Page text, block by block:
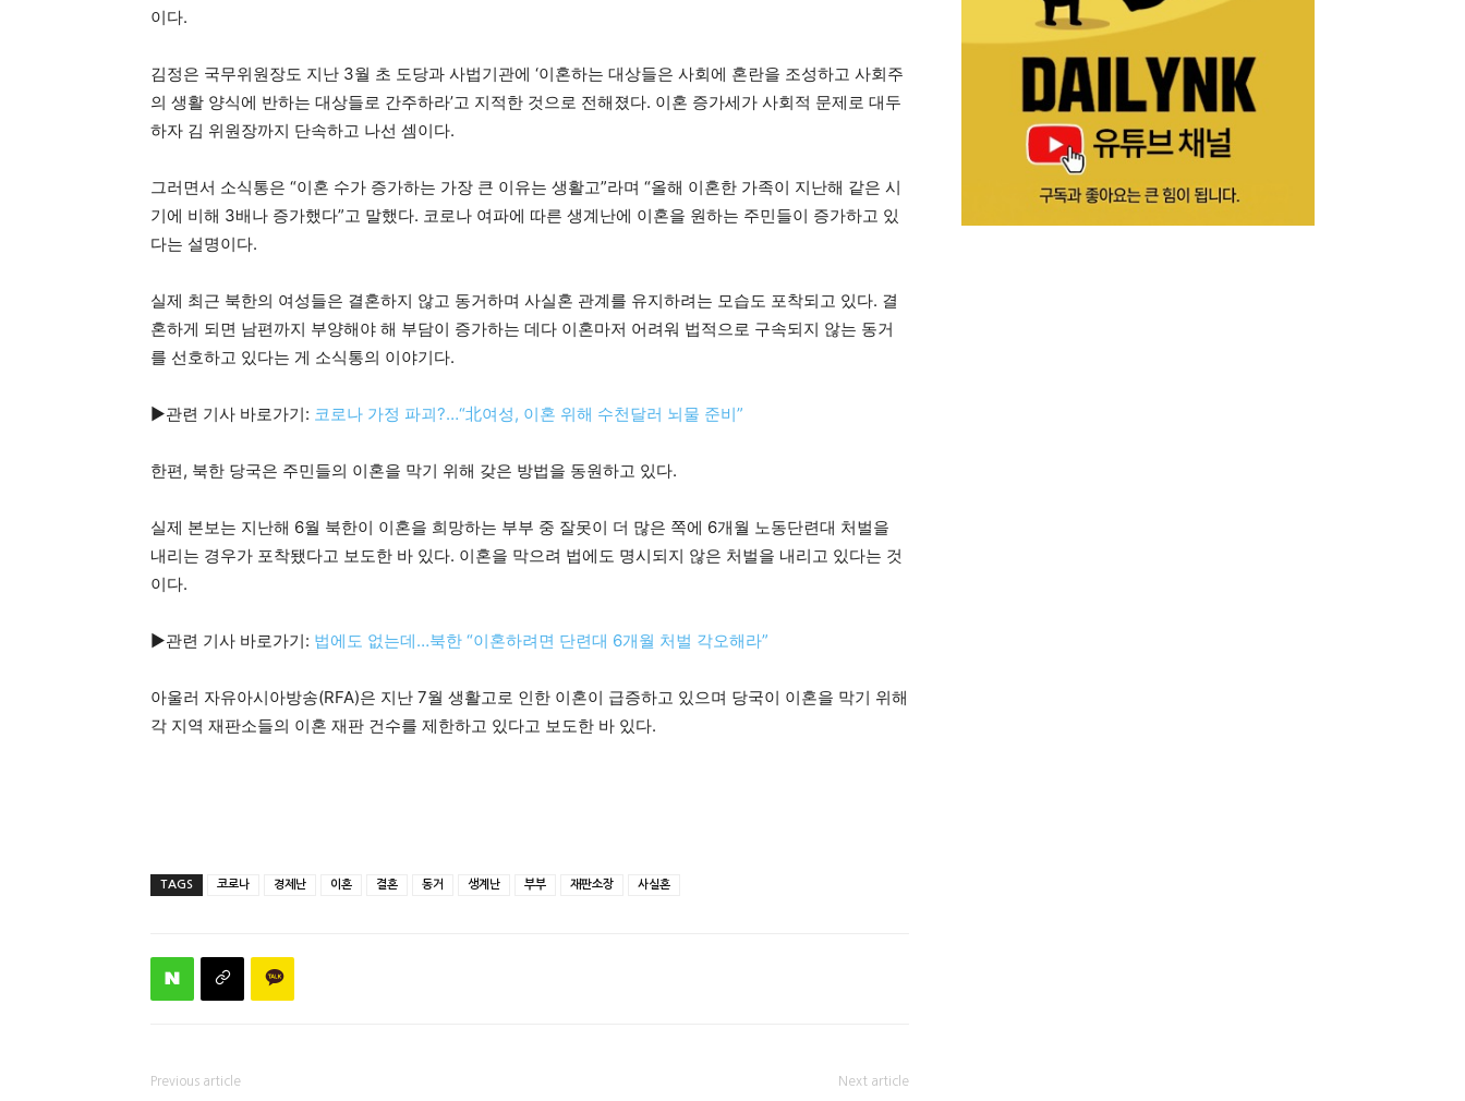
이다.
김정은 국무위원장도 지난 3월 초 도당과 사법기관에 ‘이혼하는 대상들은 사회에 혼란을 조성하고 사회주
의 생활 양식에 반하는 대상들로 간주하라’고 지적한 것으로 전해졌다. 이혼 증가세가 사회적 문제로 대두
하자 김 위원장까지 단속하고 나선 셈이다.
그러면서 소식통은 “이혼 수가 증가하는 가장 큰 이유는 생활고”라며 “올해 이혼한 가족이 지난해 같은 시
기에 비해 3배나 증가했다”고 말했다. 코로나 여파에 따른 생계난에 이혼을 원하는 주민들이 증가하고 있
다는 설명이다.
실제 최근 북한의 여성들은 결혼하지 않고 동거하며 사실혼 관계를 유지하려는 모습도 포착되고 있다. 결
혼하게 되면 남편까지 부양해야 해 부담이 증가하는 데다 이혼마저 어려워 법적으로 구속되지 않는 동거
를 선호하고 있다는 게 소식통의 이야기다.
▶관련 기사 바로가기: 코로나 가정 파괴?…“北여성, 이혼 위해 수천달러 뇌물 준비”
한편, 북한 당국은 주민들의 이혼을 막기 위해 갖은 방법을 동원하고 있다.
실제 본보는 지난해 6월 북한이 이혼을 희망하는 부부 중 잘못이 더 많은 쪽에 6개월 노동단련대 처벌을
내리는 경우가 포착됐다고 보도한 바 있다. 이혼을 막으려 법에도 명시되지 않은 처벌을 내리고 있다는 것
이다.
▶관련 기사 바로가기: 법에도 없는데…북한 “이혼하려면 단련대 6개월 처벌 각오해라”
아울러 자유아시아방송(RFA)은 지난 7월 생활고로 인한 이혼이 급증하고 있으며 당국이 이혼을 막기 위해
각 지역 재판소들의 이혼 재판 건수를 제한하고 있다고 보도한 바 있다.
TAGS 코로나 경제난 이혼 결혼 동거 생계난 부부 재판소장 사실혼
Previous article Next article